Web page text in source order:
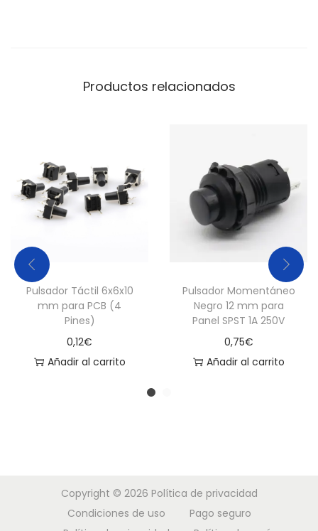
a
n
t
i
a
d
Productos relacionados
Pulsador Táctil 6x6x10
mm para PCB (4
Pines)
0,12€
Añadir al carrito
Pulsador Momentáneo
Negro 12 mm para
Panel SPST 1A 250V
0,75€
Añadir al carrito
Copyright © 2026 Política de privacidad
Condiciones de uso
Pago seguro